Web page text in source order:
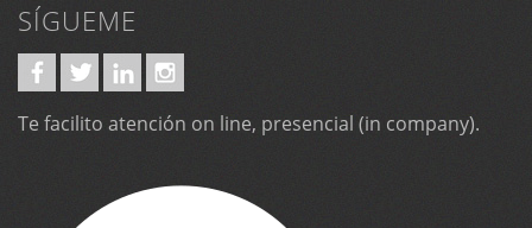
SÍGUEME
Te facilito atención on line, presencial (in company).